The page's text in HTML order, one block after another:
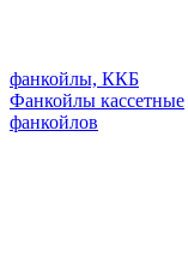
фанкойлы, ККБ
Фанкойлы кассетные
фанкойлов